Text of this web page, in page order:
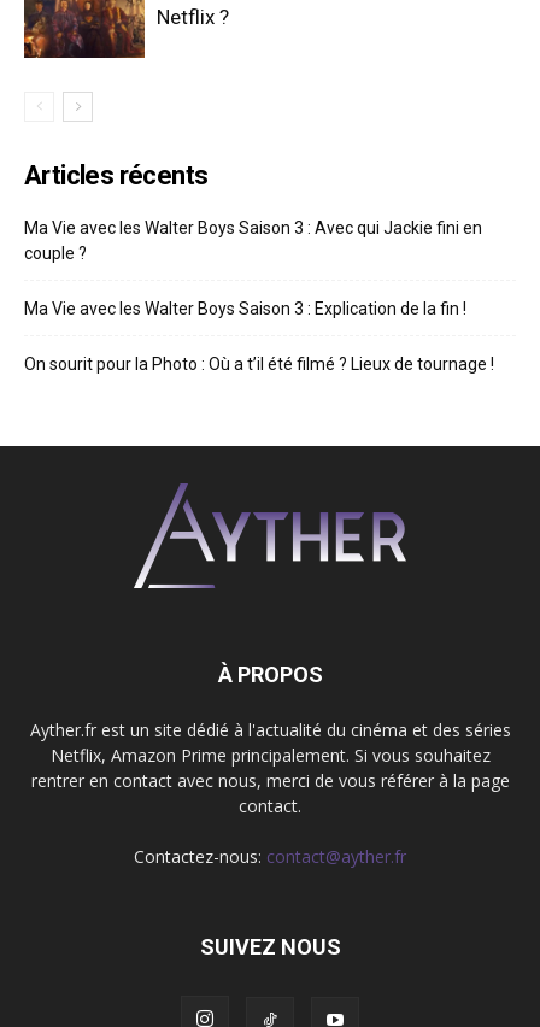
Netflix ?
Articles récents
Ma Vie avec les Walter Boys Saison 3 : Avec qui Jackie fini en
couple ?
Ma Vie avec les Walter Boys Saison 3 : Explication de la fin !
On sourit pour la Photo : Où a t’il été filmé ? Lieux de tournage !
À PROPOS
Ayther.fr est un site dédié à l'actualité du cinéma et des séries
Netflix, Amazon Prime principalement. Si vous souhaitez
rentrer en contact avec nous, merci de vous référer à la page
contact.
Contactez-nous: contact@ayther.fr
SUIVEZ NOUS